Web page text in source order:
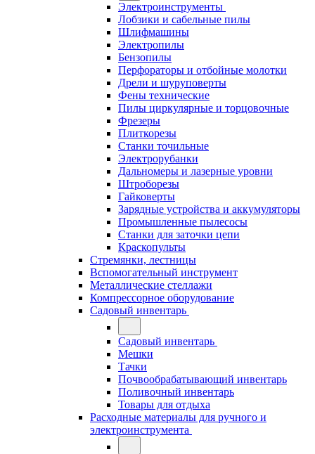
Электроинструменты
Лобзики и сабельные пилы
Шлифмашины
Электропилы
Бензопилы
Перфораторы и отбойные молотки
Дрели и шуруповерты
Фены технические
Пилы циркулярные и торцовочные
Фрезеры
Плиткорезы
Станки точильные
Электрорубанки
Дальномеры и лазерные уровни
Штроборезы
Гайковерты
Зарядные устройства и аккумуляторы
Промышленные пылесосы
Станки для заточки цепи
Краскопульты
Стремянки, лестницы
Вспомогательный инструмент
Металлические стеллажи
Компрессорное оборудование
Садовый инвентарь
Садовый инвентарь
Мешки
Тачки
Почвообрабатывающий инвентарь
Поливочный инвентарь
Товары для отдыха
Расходные материалы для ручного и
электроинструмента